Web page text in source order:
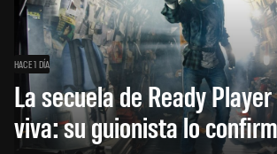
HACE 1 DÍA
La secuela de Ready
viva: su guionista lo